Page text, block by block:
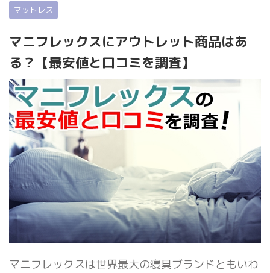
マットレス
マニフレックスにアウトレット商品はあ
る？【最安値と口コミを調査】
マニフレックスは世界最大の寝具ブランドともいわ